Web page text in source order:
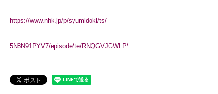
https://www.nhk.jp/p/syumidoki/ts/
5N8N91PYV7/episode/te/RNQGVJGWLP/